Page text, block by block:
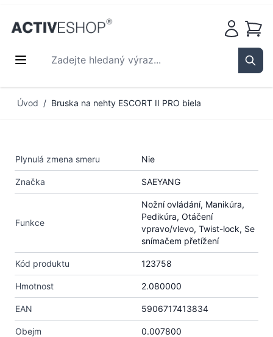
Zadejte hledaný výraz...
Košík
Úvod / Bruska na nehty ESCORT II PRO biela
Plynulá zmena smeru Nie
Značka SAEYANG
Funkce
Nožní ovládání, Manikúra,
Pedikúra, Otáčení
vpravo/vlevo, Twist-lock, Se
snímačem přetížení
Kód produktu 123758
Hmotnost 2.080000
EAN 5906717413834
Obejm 0.007800